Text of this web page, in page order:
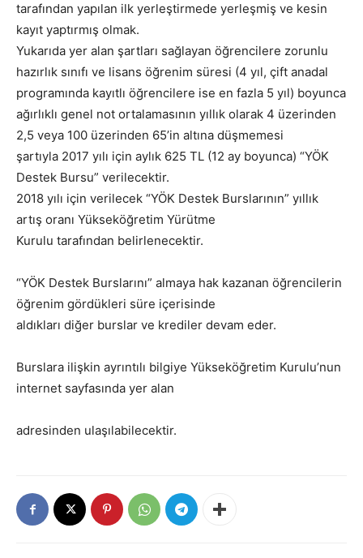
tarafından yapılan ilk yerleştirmede yerleşmiş ve kesin
kayıt yaptırmış olmak.
Yukarıda yer alan şartları sağlayan öğrencilere zorunlu
hazırlık sınıfı ve lisans öğrenim süresi (4 yıl, çift anadal
programında kayıtlı öğrencilere ise en fazla 5 yıl) boyunca
ağırlıklı genel not ortalamasının yıllık olarak 4 üzerinden
2,5 veya 100 üzerinden 65’in altına düşmemesi
şartıyla 2017 yılı için aylık 625 TL (12 ay boyunca) “YÖK
Destek Bursu” verilecektir.
2018 yılı için verilecek “YÖK Destek Burslarının” yıllık
artış oranı Yükseköğretim Yürütme
Kurulu tarafından belirlenecektir.
“YÖK Destek Burslarını” almaya hak kazanan öğrencilerin
öğrenim gördükleri süre içerisinde
aldıkları diğer burslar ve krediler devam eder.
Burslara ilişkin ayrıntılı bilgiye Yükseköğretim Kurulu’nun
internet sayfasında yer alan
adresinden ulaşılabilecektir.